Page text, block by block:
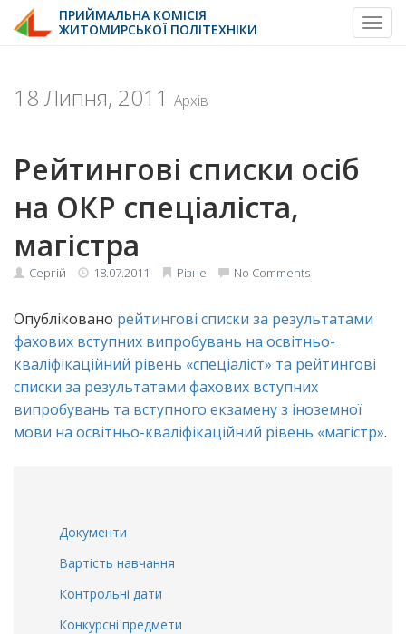
content
ПРИЙМАЛЬНА КОМІСІЯ
ЖИТОМИРСЬКОЇ ПОЛІТЕХНІКИ
18 Липня, 2011 Архів
Рейтингові списки осіб
на ОКР спеціаліста,
магістра
Сергій 18.07.2011 Різне No Comments
Опубліковано рейтингові списки за результатами
фахових вступних випробувань на освітньо-
кваліфікаційний рівень «спеціаліст» та рейтингові
списки за результатами фахових вступних
випробувань та вступного екзамену з іноземної
мови на освітньо-кваліфікаційний рівень «магістр».
Документи
Вартість навчання
Контрольні дати
Конкурсні предмети